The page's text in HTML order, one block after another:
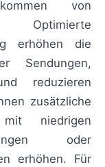
von
Optimierte
erhöhen die
Sendungen,
reduzieren
zusätzliche
niedrigen
oder
erhöhen. Für